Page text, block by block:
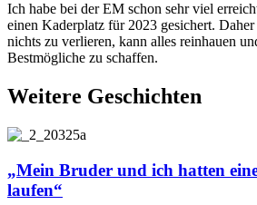
Ich habe bei der EM schon sehr viel
einen Kaderplatz für 2023 gesichert.
nichts zu verlieren, kann alles reinhauen
Bestmögliche zu schaffen.
Weitere Geschichten
„Mein Bruder und ich hatten
laufen“